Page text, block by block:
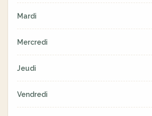
Mardi
Mercredi
Jeudi
Vendredi